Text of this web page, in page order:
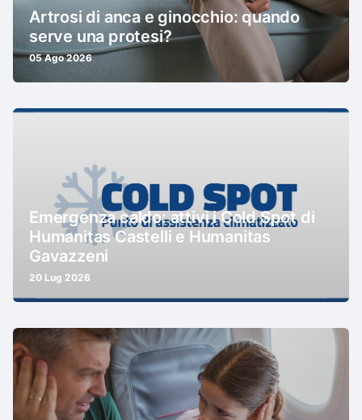
Artrosi di anca e ginocchio: quando
serve una protesi?
05 Ago 2026
Emergenza caldo: attivi i Cold Spot di
Humanitas Castelli e Humanitas
Gavazzeni
20 Lug 2026